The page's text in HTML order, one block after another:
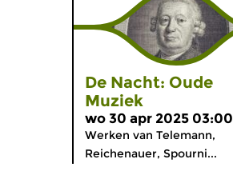
De Nacht: Oude
Muziek
wo 30 apr 2025
Werken van Telemann,
Reichenauer, Spourni...